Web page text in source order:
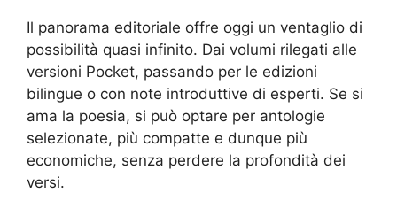
Il panorama editoriale offre oggi un ventaglio di
possibilità quasi infinito. Dai volumi rilegati alle
versioni Pocket, passando per le edizioni
bilingue o con note introduttive di esperti. Se si
ama la poesia, si può optare per antologie
selezionate, più compatte e dunque più
economiche, senza perdere la profondità dei
versi.